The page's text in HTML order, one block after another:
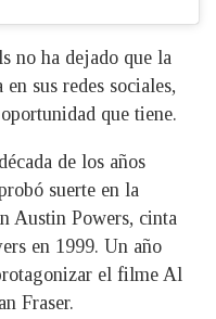
no ha dejado que la
sus redes sociales,
que tiene.
de los años
suerte en la
Austin Powers, cinta
en 1999. Un año
el filme Al
Fraser.